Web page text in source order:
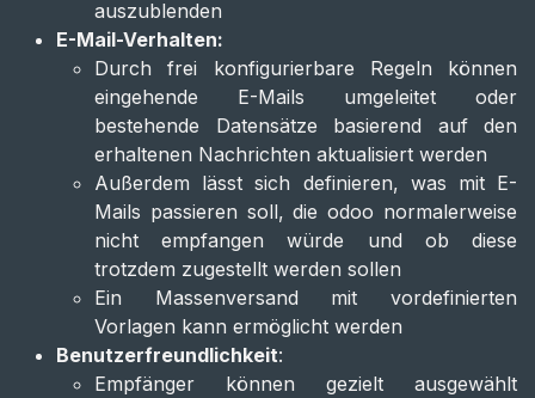
auszublenden
E-Mail-Verhalten:
Durch frei konfigurierbare Regeln können
eingehende E-Mails umgeleitet oder
bestehende Datensätze basierend auf den
erhaltenen Nachrichten aktualisiert werden
Außerdem lässt sich definieren, was mit E-
Mails passieren soll, die odoo normalerweise
nicht empfangen würde und ob diese
trotzdem zugestellt werden sollen
Ein Massenversand mit vordefinierten
Vorlagen kann ermöglicht werden
Benutzerfreundlichkeit:
Empfänger können gezielt ausgewählt